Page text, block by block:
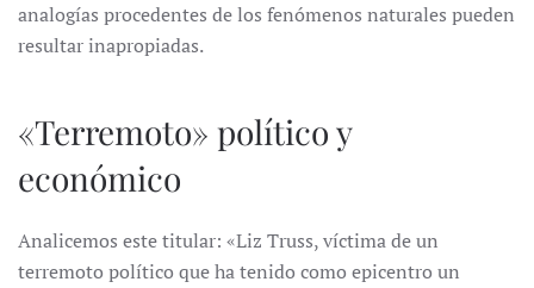
analogías procedentes de los fenómenos naturales pueden
resultar inapropiadas.
«Terremoto» político y
económico
Analicemos este titular: «Liz Truss, víctima de un
terremoto político que ha tenido como epicentro un